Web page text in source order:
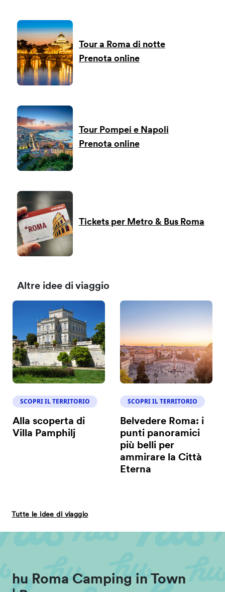
Tour a Roma di notte
Prenota online
Tour Pompei e Napoli
Prenota online
Tickets per Metro & Bus Roma
Altre idee di viaggio
SCOPRI IL TERRITORIO
Alla scoperta di
Villa Pamphilj
SCOPRI IL TERRITORIO
Belvedere Roma: i
punti panoramici
più belli per
ammirare la Città
Eterna
Tutte le idee di viaggio
hu Roma Camping in Town